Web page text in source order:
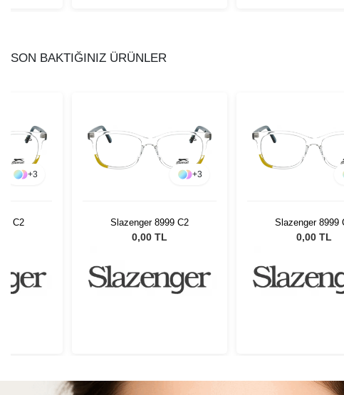
SON BAKTIĞINIZ ÜRÜNLER
+3
C2
+3
Slazenger 8999 C2
0,00 TL
Slazenger 8999
0,00 TL